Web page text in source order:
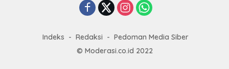
Indeks Redaksi
Pedoman Media Siber
© Moderasi.co.id 2022